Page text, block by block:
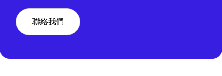
聯絡我們